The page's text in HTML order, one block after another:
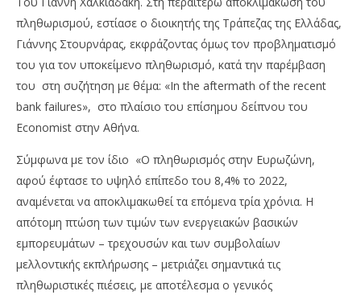
NOW VIEWING
Γιατί ο Γιάννης Στουρνάρας πιστεύει πως
είμαστε στο τέλος του ανοδικού κύκλου των
επιτοκίων;
20/06/2023
pressroom
πληθωρισμού, εστίασε ο διοικητής της Τράπεζας της Ελλάδας,
Γιάννης Στουρνάρας, εκφράζοντας όμως τον προβληματισμό
του για τον υποκείμενο πληθωρισμό, κατά την παρέμβαση
του στη συζήτηση με θέμα: «In the aftermath of the recent
bank failures», στο πλαίσιο του επίσημου δείπνου του
Economist στην Αθήνα.
Σύμφωνα με τον ίδιο «Ο πληθωρισμός στην Ευρωζώνη,
αφού έφτασε το υψηλό επίπεδο του 8,4% το 2022,
αναμένεται να αποκλιμακωθεί τα επόμενα τρία χρόνια. Η
απότομη πτώση των τιμών των ενεργειακών βασικών
εμπορευμάτων – τρεχουσών και των συμβολαίων
μελλοντικής εκπλήρωσης – μετριάζει σημαντικά τις
πληθωριστικές πιέσεις, με αποτέλεσμα ο γενικός